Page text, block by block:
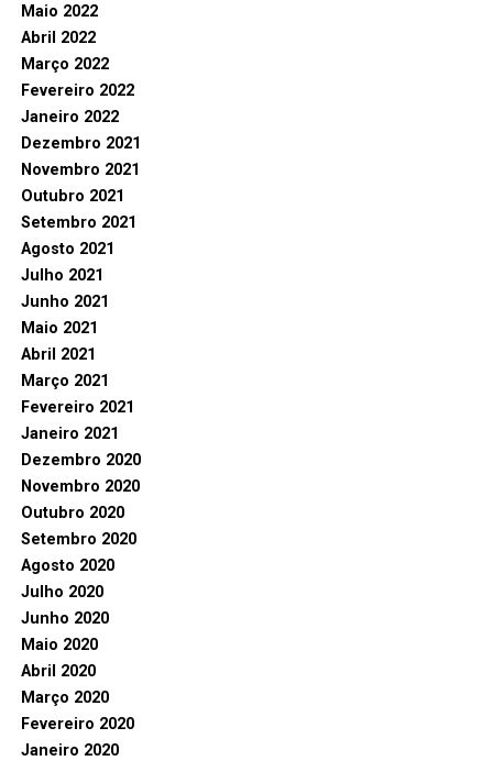
Maio 2022
Abril 2022
Março 2022
Fevereiro 2022
Janeiro 2022
Dezembro 2021
Novembro 2021
Outubro 2021
Setembro 2021
Agosto 2021
Julho 2021
Junho 2021
Maio 2021
Abril 2021
Março 2021
Fevereiro 2021
Janeiro 2021
Dezembro 2020
Novembro 2020
Outubro 2020
Setembro 2020
Agosto 2020
Julho 2020
Junho 2020
Maio 2020
Abril 2020
Março 2020
Fevereiro 2020
Janeiro 2020